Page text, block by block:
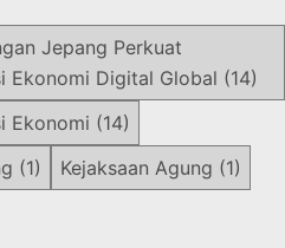
Jepang Perkuat
Ekonomi Digital Global (14)
Ekonomi (14)
(1) Kejaksaan Agung (1)